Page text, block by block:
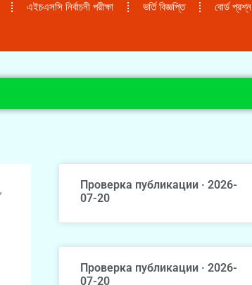
এইচএসসি নির্বাচনী পরীক্ষা ভর্তি বিজ্ঞপ্তি বোর্ড প্রশ্ন
Проверка публикации · 2026-
07-20
Проверка публикации · 2026-
07-20